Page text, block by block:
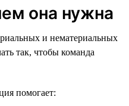
она нужна
и нематериальных
так, чтобы команда
помогает: